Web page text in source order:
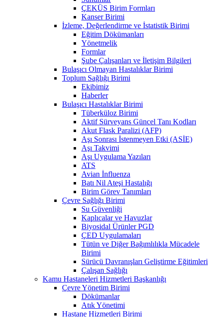
ÇEKÜS Birim Formları
Kanser Birimi
İzleme, Değerlendirme ve İstatistik Birimi
Eğitim Dökümanları
Yönetmelik
Formlar
Şube Çalışanları ve İletişim Bilgileri
Bulaşıcı Olmayan Hastalıklar Birimi
Toplum Sağlığı Birimi
Ekibimiz
Haberler
Bulaşıcı Hastalıklar Birimi
Tüberküloz Birimi
Aktif Sürveyans Güncel Tanı Kodları
Akut Flask Paralizi (AFP)
Aşı Sonrası İstenmeyen Etki (ASİE)
Aşı Takvimi
Aşı Uygulama Yazıları
ATS
Avian İnfluenza
Batı Nil Ateşi Hastalığı
Birim Görev Tanımları
Çevre Sağlığı Birimi
Su Güvenliği
Kaplıcalar ve Havuzlar
Biyosidal Ürünler PGD
ÇED Uygulamaları
Tütün ve Diğer Bağımlılıkla Mücadele
Birimi
Sürücü Davranışları Geliştirme Eğitimleri
Çalışan Sağlığı
Kamu Hastaneleri Hizmetleri Başkanlığı
Çevre Yönetim Birimi
Dökümanlar
Atık Yönetimi
Hastane Hizmetleri Birimi